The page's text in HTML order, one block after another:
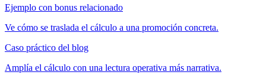
Ejemplo con bonus relacionado
Ve cómo se traslada el cálculo a una promoción concreta.
Caso práctico del blog
Amplía el cálculo con una lectura operativa más narrativa.